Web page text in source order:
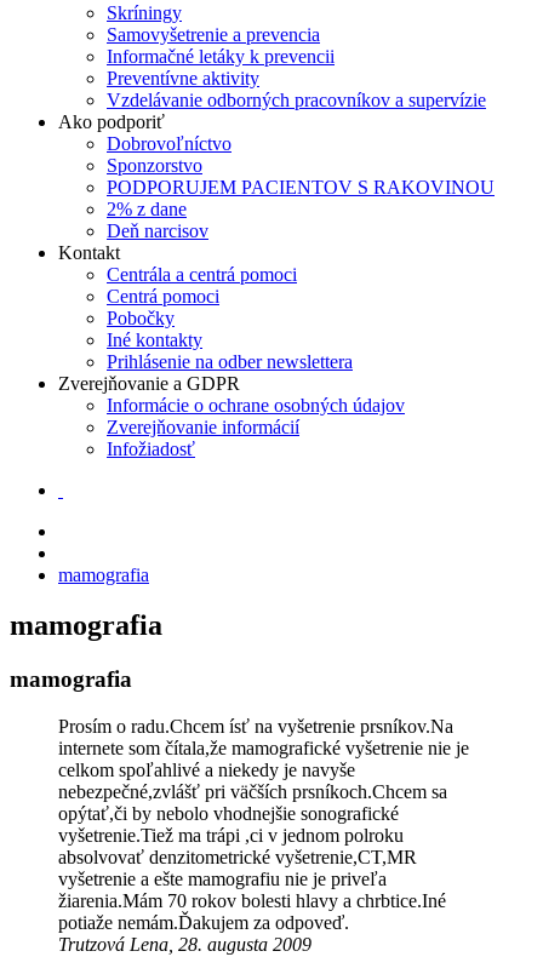
Skríningy
Samovyšetrenie a prevencia
Informačné letáky k prevencii
Preventívne aktivity
Vzdelávanie odborných pracovníkov a supervízie
Ako podporiť
Dobrovoľníctvo
Sponzorstvo
PODPORUJEM PACIENTOV S RAKOVINOU
2% z dane
Deň narcisov
Kontakt
Centrála a centrá pomoci
Centrá pomoci
Pobočky
Iné kontakty
Prihlásenie na odber newslettera
Zverejňovanie a GDPR
Informácie o ochrane osobných údajov
Zverejňovanie informácií
Infožiadosť
mamografia
mamografia
mamografia
Prosím o radu.Chcem ísť na vyšetrenie prsníkov.Na
internete som čítala,že mamografické vyšetrenie nie je
celkom spoľahlivé a niekedy je navyše
nebezpečné,zvlášť pri väčších prsníkoch.Chcem sa
opýtať,či by nebolo vhodnejšie sonografické
vyšetrenie.Tiež ma trápi ,ci v jednom polroku
absolvovať denzitometrické vyšetrenie,CT,MR
vyšetrenie a ešte mamografiu nie je priveľa
žiarenia.Mám 70 rokov bolesti hlavy a chrbtice.Iné
potiaže nemám.Ďakujem za odpoveď.
Trutzová Lena, 28. augusta 2009